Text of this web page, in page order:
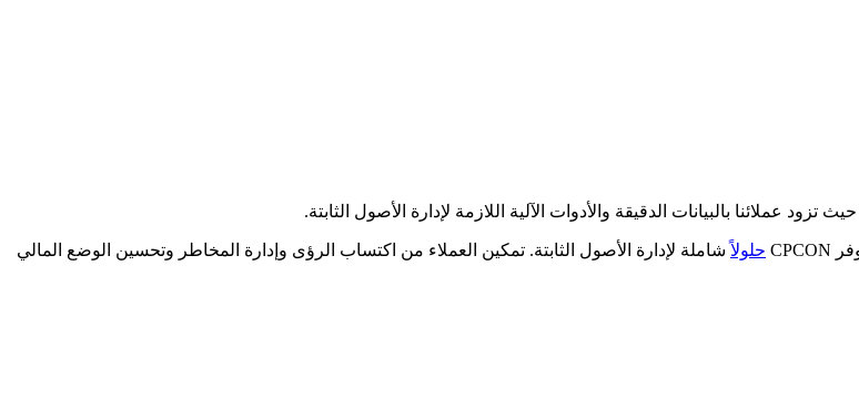
حيث تزود عملائنا بالبيانات الدقيقة والأدوات الآلية اللازمة لإدارة الأصول الثابتة.
حلولاًشاملة لإدارة الأصول الثابتة. تمكين العملاء من اكتساب الرؤى وإدارة المخاطر وتحسين الوضع المالي